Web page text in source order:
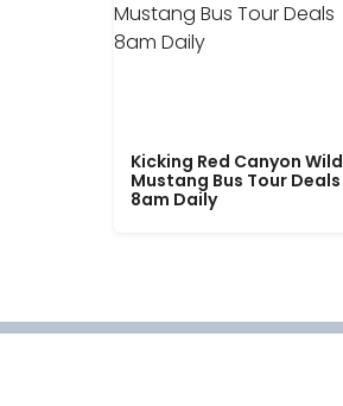
Kicking Red Canyon Wild
Mustang Bus Tour Deals
8am Daily